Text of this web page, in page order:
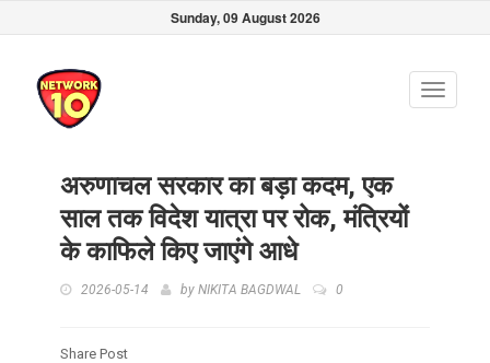
Sunday, 09 August 2026
Toggle
अरुणाचल सरकार का बड़ा कदम, एक
साल तक विदेश यात्रा पर रोक, मंत्रियों
के काफिले किए जाएंगे आधे
2026-05-14 by NIKITA BAGDWAL 0
Share Post